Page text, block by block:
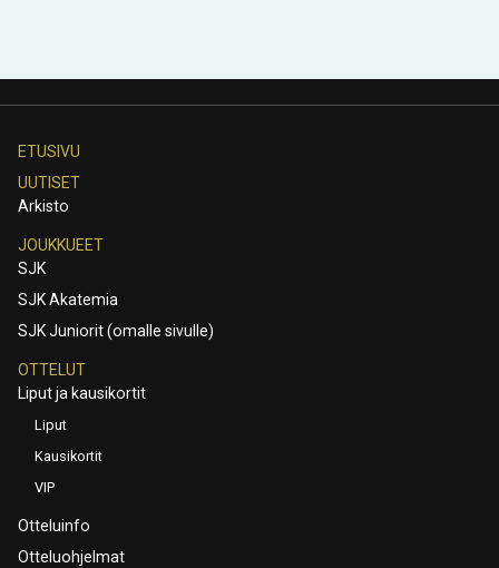
ETUSIVU
UUTISET
Arkisto
JOUKKUEET
SJK
SJK Akatemia
SJK Juniorit (omalle sivulle)
OTTELUT
Liput ja kausikortit
Liput
Kausikortit
VIP
Otteluinfo
Otteluohjelmat